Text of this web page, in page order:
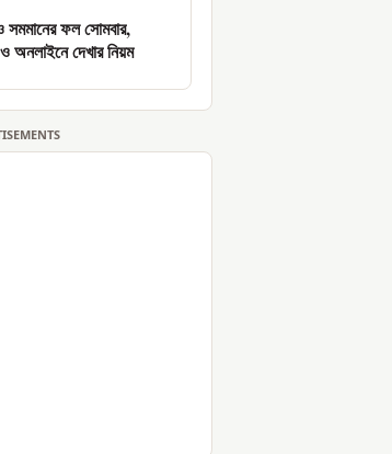
ফল সোমবার,
দেখার নিয়ম